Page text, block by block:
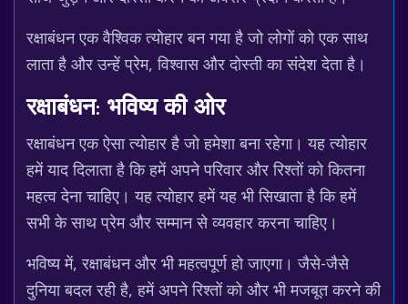
रक्षाबंधन एक वैश्विक त्योहार बन गया है जो लोगों को एक साथ
लाता है और उन्हें प्रेम, विश्वास और दोस्ती का संदेश देता है।
रक्षाबंधन: भविष्य की ओर
रक्षाबंधन एक ऐसा त्योहार है जो हमेशा बना रहेगा। यह त्योहार
हमें याद दिलाता है कि हमें अपने परिवार और रिश्तों को कितना
महत्व देना चाहिए। यह त्योहार हमें यह भी सिखाता है कि हमें
सभी के साथ प्रेम और सम्मान से व्यवहार करना चाहिए।
भविष्य में, रक्षाबंधन और भी महत्वपूर्ण हो जाएगा। जैसे-जैसे
दुनिया बदल रही है, हमें अपने रिश्तों को और भी मजबूत करने की